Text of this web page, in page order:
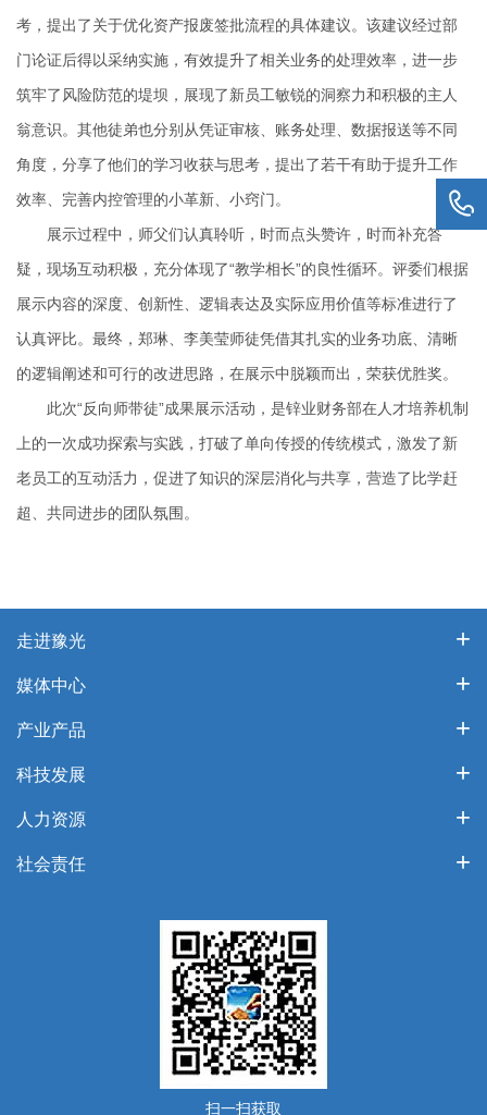
考，提出了关于优化资产报废签批流程的具体建议。该建议经过部
门论证后得以采纳实施，有效提升了相关业务的处理效率，进一步
筑牢了风险防范的堤坝，展现了新员工敏锐的洞察力和积极的主人
翁意识。其他徒弟也分别从凭证审核、账务处理、数据报送等不同
角度，分享了他们的学习收获与思考，提出了若干有助于提升工作
效率、完善内控管理的小革新、小窍门。
展示过程中，师父们认真聆听，时而点头赞许，时而补充答
疑，现场互动积极，充分体现了“教学相长”的良性循环。评委们根据
展示内容的深度、创新性、逻辑表达及实际应用价值等标准进行了
认真评比。最终，郑琳、李美莹师徒凭借其扎实的业务功底、清晰
的逻辑阐述和可行的改进思路，在展示中脱颖而出，荣获优胜奖。
此次“反向师带徒”成果展示活动，是锌业财务部在人才培养机制
上的一次成功探索与实践，打破了单向传授的传统模式，激发了新
老员工的互动活力，促进了知识的深层消化与共享，营造了比学赶
超、共同进步的团队氛围。
走进豫光
媒体中心
产业产品
科技发展
人力资源
社会责任
扫一扫获取